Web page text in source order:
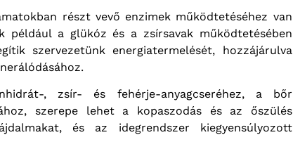
részt vevő enzimek működtetéséhez van
például a glükóz és a zsírsavak működtetésében
szervezetünk energiatermelését, hozzájárulva
, zsír- és fehérje-anyagcseréhez, a bőr
szerepe lehet a kopaszodás és az őszülés
és az idegrendszer kiegyensúlyozott